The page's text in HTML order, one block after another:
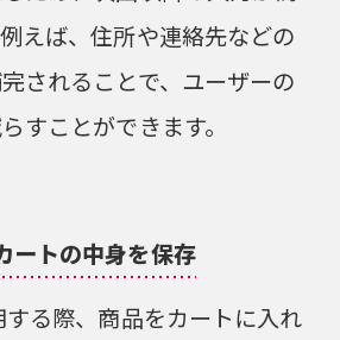
えば、住所や連絡先などの
されることで、ユーザーの
すことができます。
ートの中身を保存
する際、商品をカートに入れ